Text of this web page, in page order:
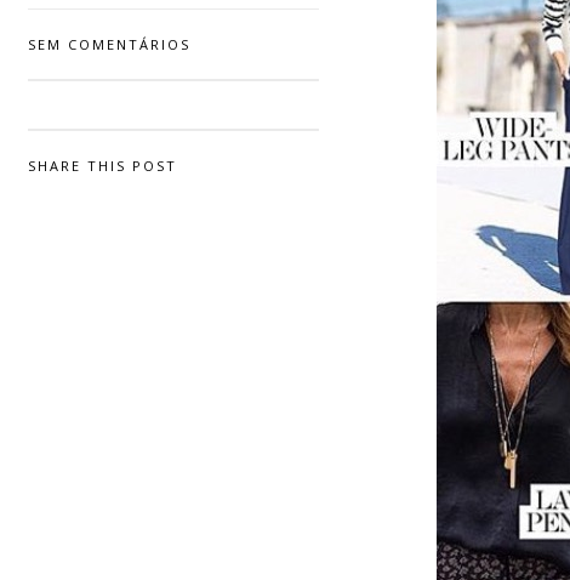
SEM COMENTÁRIOS
SHARE THIS POST